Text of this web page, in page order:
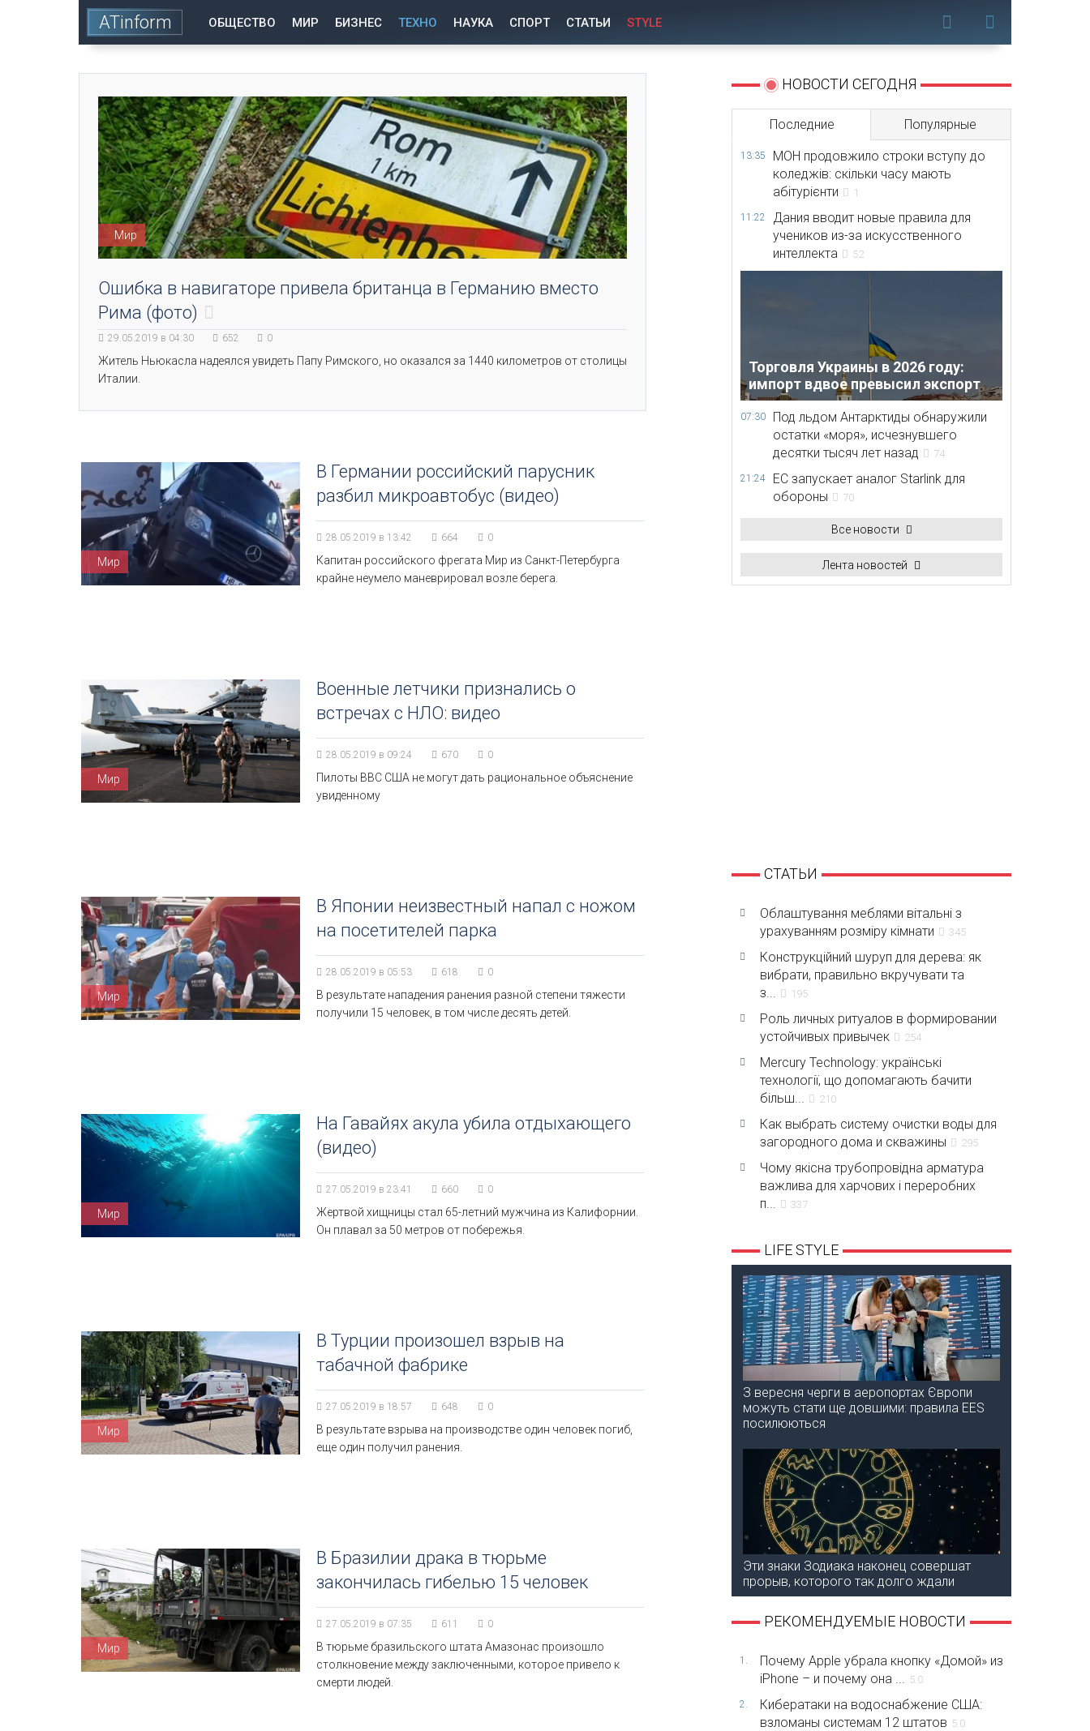
ATinform ОБЩЕСТВО МИР БИЗНЕС ТЕХНО НАУКА СПОРТ СТАТЬИ STYLE
Мир
Ошибка в навигаторе привела британца в Германию вместо
Рима (фото)
29.05.2019 в 04:30 652 0
Житель Ньюкасла надеялся увидеть Папу Римского, но оказался за 1440 километров от столицы
Италии.
Мир
В Германии российский парусник
разбил микроавтобус (видео)
28.05.2019 в 13:42 664 0
Капитан российского фрегата Мир из Санкт-Петербурга
крайне неумело маневрировал возле берега.
Мир
Военные летчики признались о
встречах с НЛО: видео
28.05.2019 в 09:24 670 0
Пилоты ВВС США не могут дать рациональное объяснение
увиденному
Мир
В Японии неизвестный напал с ножом
на посетителей парка
28.05.2019 в 05:53 618 0
В результате нападения ранения разной степени тяжести
получили 15 человек, в том числе десять детей.
Мир
На Гавайях акула убила отдыхающего
(видео)
27.05.2019 в 23:41 660 0
Жертвой хищницы стал 65-летний мужчина из Калифорнии.
Он плавал за 50 метров от побережья.
Мир
В Турции произошел взрыв на
табачной фабрике
27.05.2019 в 18:57 648 0
В результате взрыва на производстве один человек погиб,
еще один получил ранения.
Мир
В Бразилии драка в тюрьме
закончилась гибелью 15 человек
27.05.2019 в 07:35 611 0
В тюрьме бразильского штата Амазонас произошло
столкновение между заключенными, которое привело к
смерти людей.
НОВОСТИ СЕГОДНЯ
Последние Популярные
13:35
МОН продовжило строки вступу до
коледжів: скільки часу мають
абітурієнти
1
11:22
Дания вводит новые правила для
учеников из-за искусственного
интеллекта
52
Торговля Украины в 2026 году:
импорт вдвое превысил экспорт
07:30
Под льдом Антарктиды обнаружили
остатки «моря», исчезнувшего
десятки тысяч лет назад
74
21:24
ЕС запускает аналог Starlink для
обороны
70
Все новости
Лента новостей
СТАТЬИ
Облаштування меблями вітальні з
урахуванням розміру кімнати
345
Конструкційний шуруп для дерева: як
вибрати, правильно вкручувати та
з...
195
Роль личных ритуалов в формировании
устойчивых привычек
254
Mercury Technology: українські
технології, що допомагають бачити
більш...
210
Как выбрать систему очистки воды для
загородного дома и скважины
295
Чому якісна трубопровідна арматура
важлива для харчових і переробних
п...
337
LIFE STYLE
З вересня черги в аеропортах Європи
можуть стати ще довшими: правила EES
посилюються
Эти знаки Зодиака наконец совершат
прорыв, которого так долго ждали
РЕКОМЕНДУЕМЫЕ НОВОСТИ
1.
Почему Apple убрала кнопку «Домой» из
iPhone – и почему она ...
5.0
2.
Кибератаки на водоснабжение США:
взломаны системам 12 штатов 5.0